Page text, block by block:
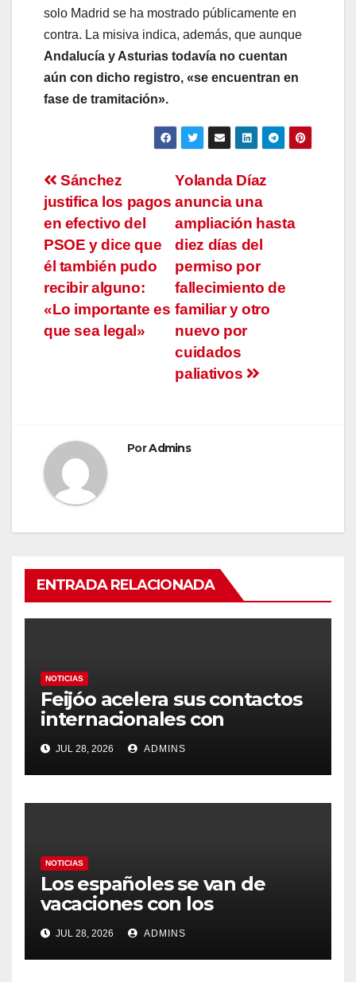
solo Madrid se ha mostrado públicamente en
contra. La misiva indica, además, que aunque
Andalucía y Asturias todavía no cuentan
aún con dicho registro, «se encuentran en
fase de tramitación».
Navegación
de
entradas
Yolanda Díaz
anuncia una
ampliación hasta
diez días del
permiso por
fallecimiento de
familiar y otro
nuevo por
cuidados
paliativos
Sánchez
justifica los pagos
en efectivo del
PSOE y dice que
él también pudo
recibir alguno:
«Lo importante es
que sea legal»
PorAdmins
ENTRADA RELACIONADA
NOTICIAS
Feijóo acelera sus contactos
internacionales con
Latinoamérica como socio
prioritario en su agenda de
gobierno
JUL 28, 2026 ADMINS
NOTICIAS
Los españoles se van de
vacaciones con los
carburantes hasta un 21%
más caros que el año pasado
y los hoteles disparados
JUL 28, 2026 ADMINS